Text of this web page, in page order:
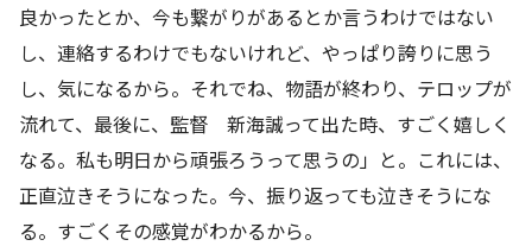
良かったとか、今も繋がりがあるとか言うわけではない
し、連絡するわけでもないけれど、やっぱり誇りに思う
し、気になるから。それでね、物語が終わり、テロップが
流れて、最後に、監督 新海誠って出た時、すごく嬉しく
なる。私も明日から頑張ろうって思うの」と。これには、
正直泣きそうになった。今、振り返っても泣きそうにな
る。すごくその感覚がわかるから。